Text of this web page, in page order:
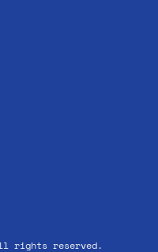
rights reserved.